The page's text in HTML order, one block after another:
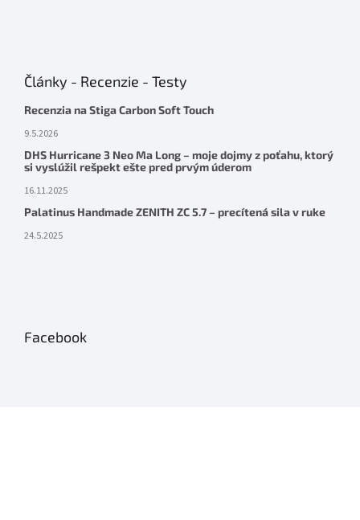
Články - Recenzie - Testy
Recenzia na Stiga Carbon Soft Touch
9.5.2026
DHS Hurricane 3 Neo Ma Long – moje dojmy z poťahu, ktorý
si vyslúžil rešpekt ešte pred prvým úderom
16.11.2025
Palatinus Handmade ZENITH ZC 5.7 – precítená sila v ruke
24.5.2025
Facebook